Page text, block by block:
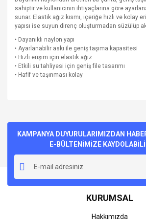
sahiptir ve kullanıcının ihtiyaçlarına göre
sunar. Elastik ağız kısmı, içeriğe hızlı ve kolay
yapısı ise suyun direnç oluşturmadan süzülüp
• Dayanıklı naylon yapı
• Ayarlanabilir askı ile geniş taşıma kapasitesi
• Hızlı erişim için elastik ağız
• Etkili su tahliyesi için geniş file tasarımı
• Hafif ve taşınması kolay
Yorum Yaz
kullanarak tarafımıza iletebilirsiniz.
Görüş ve önerileriniz için teşekkür ederiz.
Ürün resmi kalitesiz, bozuk veya
Ürün açıklamasında eksik bilgiler
Ürün bilgilerinde hatalar bulunuyor.
Ürün fiyatı diğer sitelerden daha pahalı.
KAMPANYA DUYURULARIMIZDAN
E-BÜLTENİMİZE
KURUMSAL
Hakkımızda